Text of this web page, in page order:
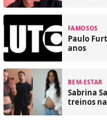
FAMOSOS
Paulo
anos
BEM-ESTAR
Sabrina
treinos